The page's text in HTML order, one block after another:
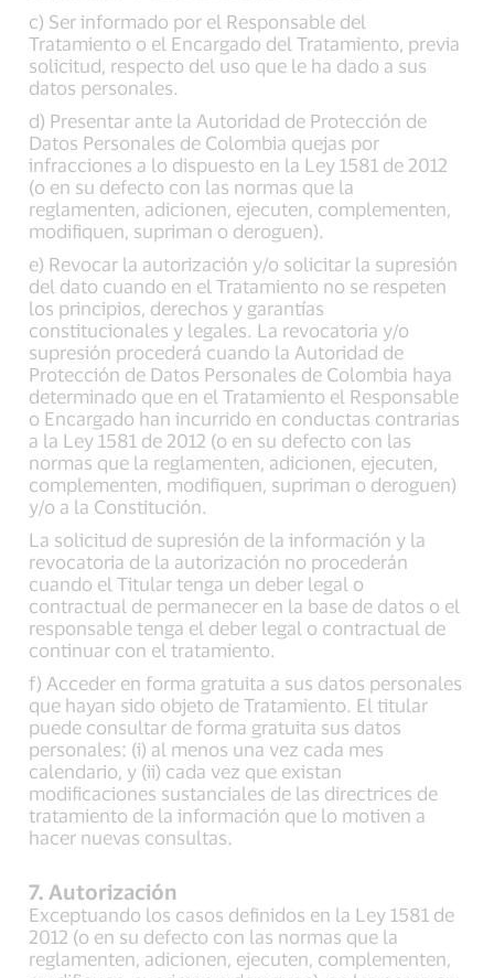
c) Ser informado por el Responsable del
Tratamiento o el Encargado del Tratamiento, previa
solicitud, respecto del uso que le ha dado a sus
datos personales.
d) Presentar ante la Autoridad de Protección de
Datos Personales de Colombia quejas por
infracciones a lo dispuesto en la Ley 1581 de 2012
(o en su defecto con las normas que la
reglamenten, adicionen, ejecuten, complementen,
modifiquen, supriman o deroguen).
e) Revocar la autorización y/o solicitar la supresión
del dato cuando en el Tratamiento no se respeten
los principios, derechos y garantías
constitucionales y legales. La revocatoria y/o
supresión procederá cuando la Autoridad de
Protección de Datos Personales de Colombia haya
determinado que en el Tratamiento el Responsable
o Encargado han incurrido en conductas contrarias
a la Ley 1581 de 2012 (o en su defecto con las
normas que la reglamenten, adicionen, ejecuten,
complementen, modifiquen, supriman o deroguen)
y/o a la Constitución.
La solicitud de supresión de la información y la
revocatoria de la autorización no procederán
cuando el Titular tenga un deber legal o
contractual de permanecer en la base de datos o el
responsable tenga el deber legal o contractual de
continuar con el tratamiento.
f) Acceder en forma gratuita a sus datos personales
que hayan sido objeto de Tratamiento. El titular
puede consultar de forma gratuita sus datos
personales: (i) al menos una vez cada mes
calendario, y (ii) cada vez que existan
modificaciones sustanciales de las directrices de
tratamiento de la información que lo motiven a
hacer nuevas consultas.
7. Autorización
Exceptuando los casos definidos en la Ley 1581 de
2012 (o en su defecto con las normas que la
reglamenten, adicionen, ejecuten, complementen,